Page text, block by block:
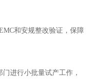
和安规整改验证，保障
进行小批量试产工作，